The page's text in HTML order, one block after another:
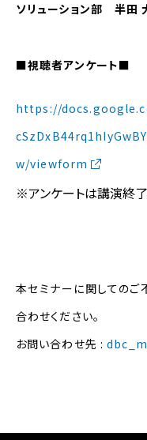
ソリューション部 半田
■視聴者アンケート■
https://
w/viewform
※アンケートは講演終
本セミナーに関しての
合わせください。
お問い合わせ先 :